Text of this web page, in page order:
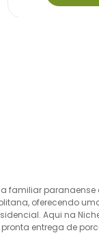
familiar paranaense
oferecendo
Aqui na
entrega de